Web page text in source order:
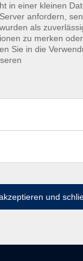
in einer kleinen
anfordern,
als
zu merken
Sie in die
und